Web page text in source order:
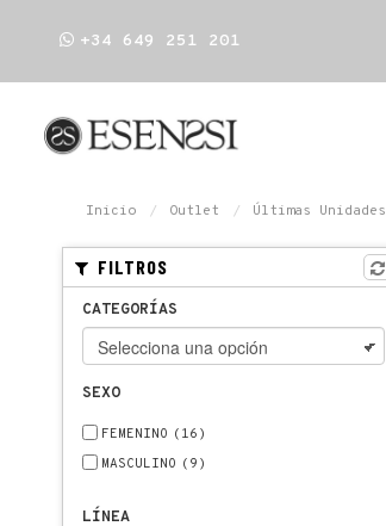
+34 649 251 201
Inicio Outlet Últimas Unidades
FILTROS
CATEGORÍAS
SEXO
FEMENINO (16)
MASCULINO (9)
LÍNEA